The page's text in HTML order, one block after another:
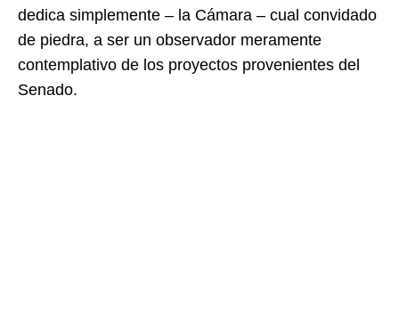
dedica simplemente – la Cámara – cual convidado
de piedra, a ser un observador meramente
contemplativo de los proyectos provenientes del
Senado.